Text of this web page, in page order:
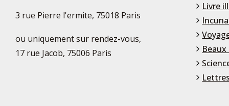
3 rue Pierre l'ermite, 75018 Paris
ou uniquement sur rendez-vous,
17 rue Jacob, 75006 Paris
Livre